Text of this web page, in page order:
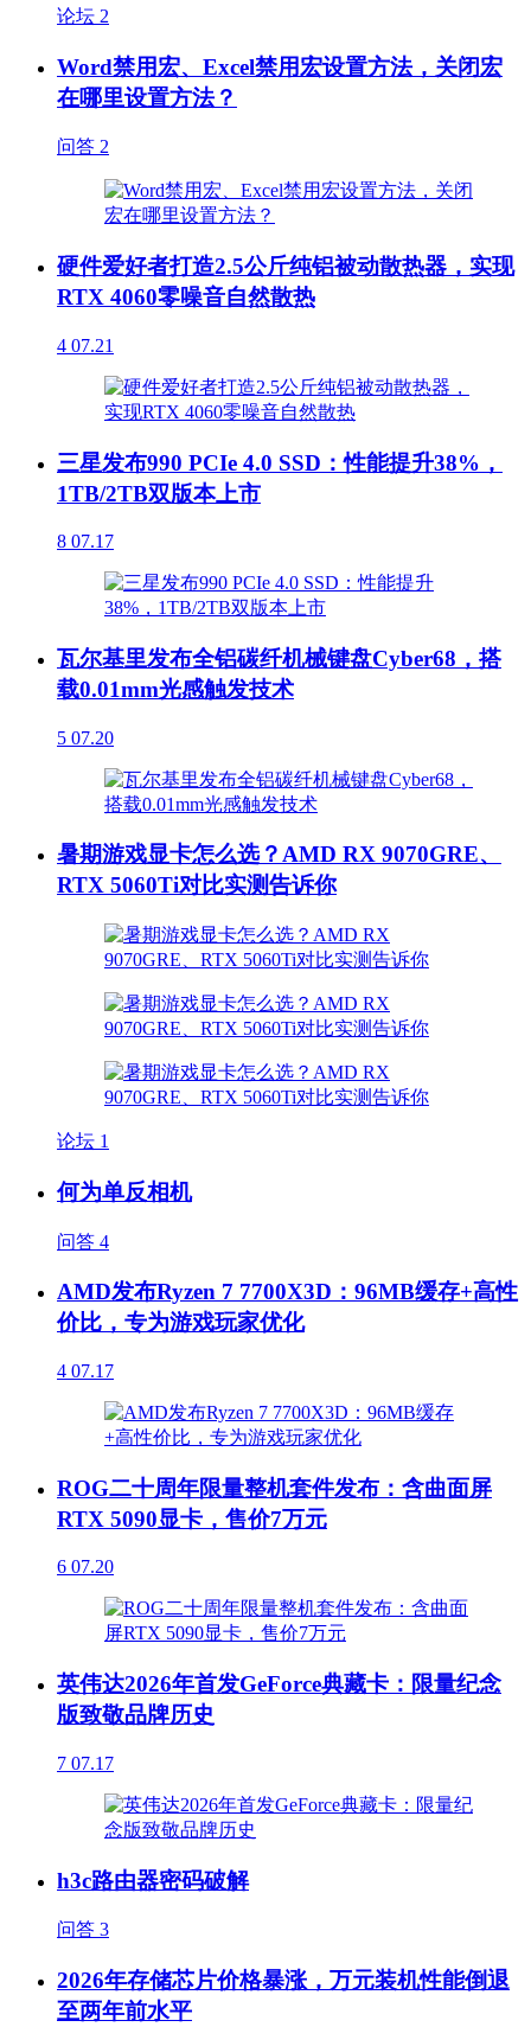
论坛 2
Word禁用宏、Excel禁用宏设置方法，关闭宏
在哪里设置方法？
问答 2
硬件爱好者打造2.5公斤纯铝被动散热器，实现
RTX 4060零噪音自然散热
4 07.21
三星发布990 PCIe 4.0 SSD：性能提升38%，
1TB/2TB双版本上市
8 07.17
瓦尔基里发布全铝碳纤机械键盘Cyber68，搭
载0.01mm光感触发技术
5 07.20
暑期游戏显卡怎么选？AMD RX 9070GRE、
RTX 5060Ti对比实测告诉你
论坛 1
何为单反相机
问答 4
AMD发布Ryzen 7 7700X3D：96MB缓存+高性
价比，专为游戏玩家优化
4 07.17
ROG二十周年限量整机套件发布：含曲面屏
RTX 5090显卡，售价7万元
6 07.20
英伟达2026年首发GeForce典藏卡：限量纪念
版致敬品牌历史
7 07.17
h3c路由器密码破解
问答 3
2026年存储芯片价格暴涨，万元装机性能倒退
至两年前水平